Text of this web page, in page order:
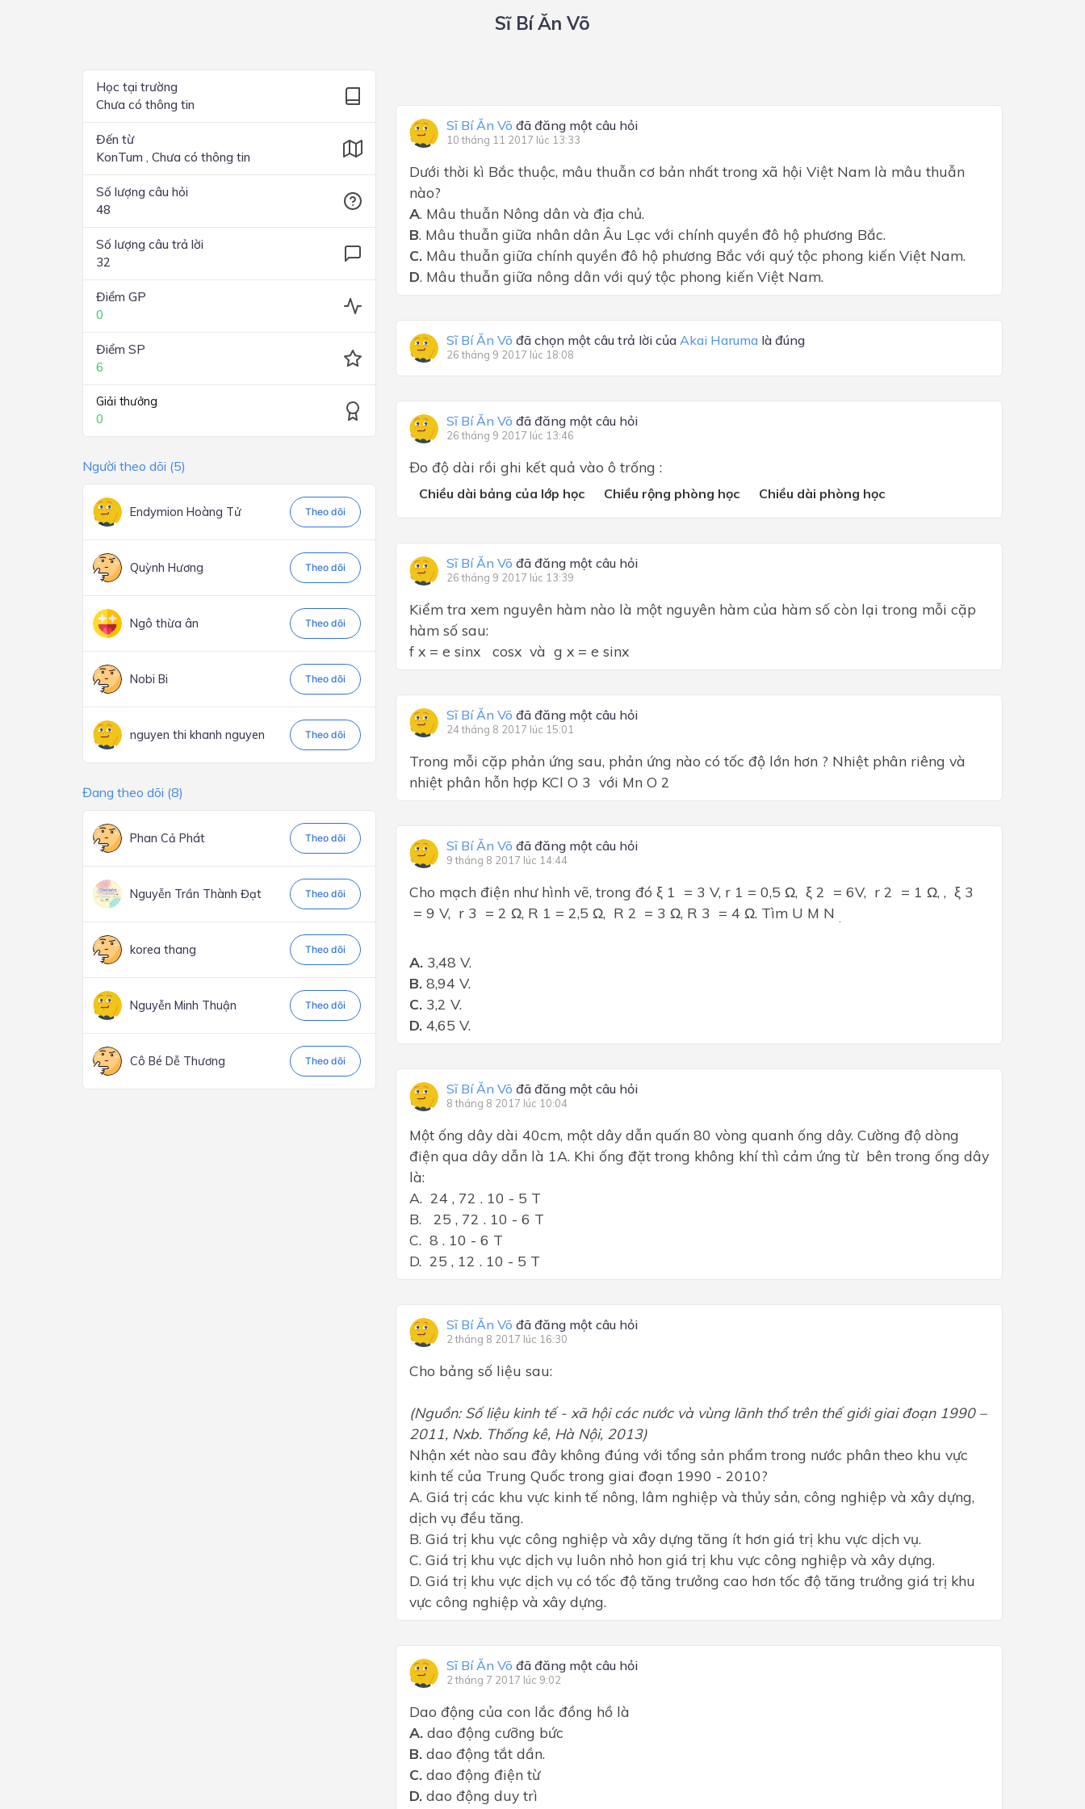
Lớp 2
Sĩ Bí Ăn Võ
Học tại trường
Chưa có thông tin
Đến từ
KonTum , Chưa có thông tin
Số lượng câu hỏi
48
Số lượng câu trả lời
32
Điểm GP
0
Điểm SP
6
Giải thưởng
0
Người theo dõi (5)
Endymion Hoàng Tử Theo dõi
Quỳnh Hương Theo dõi
Ngô thừa ân Theo dõi
Nobi Bi Theo dõi
nguyen thi khanh nguyen Theo dõi
Đang theo dõi (8)
Phan Cả Phát Theo dõi
Nguyễn Trần Thành Đạt Theo dõi
korea thang Theo dõi
Nguyễn Minh Thuận Theo dõi
Cô Bé Dễ Thương Theo dõi
Sĩ Bí Ăn Võ đã đăng một câu hỏi
10 tháng 11 2017 lúc 13:33
Dưới thời kì Bắc thuộc, mâu thuẫn cơ bản nhất trong xã hội Việt Nam là mâu thuẫn
nào?
A. Mâu thuẫn Nông dân và địa chủ.
B. Mâu thuẫn giữa nhân dân Âu Lạc với chính quyền đô hộ phương Bắc.
C. Mâu thuẫn giữa chính quyền đô hộ phương Bắc với quý tộc phong kiến Việt Nam.
D. Mâu thuẫn giữa nông dân với quý tộc phong kiến Việt Nam.
Sĩ Bí Ăn Võ đã chọn một câu trả lời của Akai Haruma là đúng
26 tháng 9 2017 lúc 18:08
Sĩ Bí Ăn Võ đã đăng một câu hỏi
26 tháng 9 2017 lúc 13:46
Đo độ dài rồi ghi kết quả vào ô trống :
Chiều dài bảng của lớp học Chiều rộng phòng học Chiều dài phòng học
Sĩ Bí Ăn Võ đã đăng một câu hỏi
26 tháng 9 2017 lúc 13:39
Kiểm tra xem nguyên hàm nào là một nguyên hàm của hàm số còn lại trong mỗi cặp
hàm số sau:
f x = e sinx cosx và g x = e sinx
Sĩ Bí Ăn Võ đã đăng một câu hỏi
24 tháng 8 2017 lúc 15:01
Trong mỗi cặp phản ứng sau, phản ứng nào có tốc độ lớn hơn ? Nhiệt phân riêng và
nhiệt phân hỗn hợp KCl O 3 với Mn O 2
Sĩ Bí Ăn Võ đã đăng một câu hỏi
9 tháng 8 2017 lúc 14:44
Cho mạch điện như hình vẽ, trong đó ξ 1 = 3 V, r 1 = 0,5 Ω, ξ 2 = 6V, r 2 = 1 Ω, , ξ 3
= 9 V, r 3 = 2 Ω, R 1 = 2,5 Ω, R 2 = 3 Ω, R 3 = 4 Ω. Tìm U M N
A. 3,48 V.
B. 8,94 V.
C. 3,2 V.
D. 4,65 V.
Sĩ Bí Ăn Võ đã đăng một câu hỏi
8 tháng 8 2017 lúc 10:04
Một ống dây dài 40cm, một dây dẫn quấn 80 vòng quanh ống dây. Cường độ dòng
điện qua dây dẫn là 1A. Khi ống đặt trong không khí thì cảm ứng từ bên trong ống dây
là:
A. 24 , 72 . 10 - 5 T
B. 25 , 72 . 10 - 6 T
C. 8 . 10 - 6 T
D. 25 , 12 . 10 - 5 T
Sĩ Bí Ăn Võ đã đăng một câu hỏi
2 tháng 8 2017 lúc 16:30
Cho bảng số liệu sau:
(Nguồn: Số liệu kinh tế - xã hội các nước và vùng lãnh thổ trên thế giới giai đoạn 1990 –
2011, Nxb. Thống kê, Hà Nội, 2013)
Nhận xét nào sau đây không đúng với tổng sản phẩm trong nước phân theo khu vực
kinh tế của Trung Quốc trong giai đoạn 1990 - 2010?
A. Giá trị các khu vực kinh tế nông, lâm nghiệp và thủy sản, công nghiệp và xây dựng,
dịch vụ đều tăng.
B. Giá trị khu vực công nghiệp và xây dựng tăng ít hơn giá trị khu vực dịch vụ.
C. Giá trị khu vực dịch vụ luôn nhỏ hon giá trị khu vực công nghiệp và xây dựng.
D. Giá trị khu vực dịch vụ có tốc độ tăng trưởng cao hơn tốc độ tăng trưởng giá trị khu
vực công nghiệp và xây dựng.
Sĩ Bí Ăn Võ đã đăng một câu hỏi
2 tháng 7 2017 lúc 9:02
Dao động của con lắc đồng hồ là
A. dao động cưỡng bức
B. dao động tắt dần.
C. dao động điện từ
D. dao động duy trì